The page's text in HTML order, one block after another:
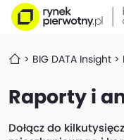
BIG DATA Insight
Raporty i
Dołącz do